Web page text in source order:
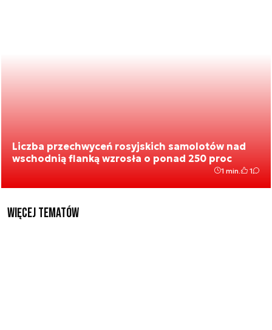
Liczba przechwyceń rosyjskich samolotów nad
wschodnią flanką wzrosła o ponad 250 proc
1 min. 1
Więcej tematów